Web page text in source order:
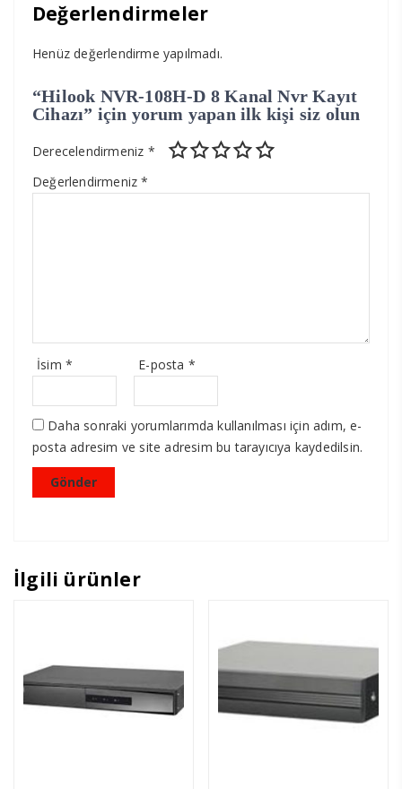
Değerlendirmeler
Henüz değerlendirme yapılmadı.
“Hilook NVR-108H-D 8 Kanal Nvr Kayıt
Cihazı” için yorum yapan ilk kişi siz olun
Derecelendirmeniz *
Değerlendirmeniz*
İsim * E-posta *
Daha sonraki yorumlarımda kullanılması için adım, e-
posta adresim ve site adresim bu tarayıcıya kaydedilsin.
İlgili ürünler